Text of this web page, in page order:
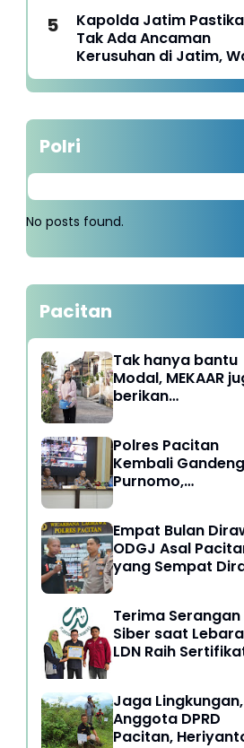
Kapolda Jatim
Tak Ada Ancaman
Kerusuhan di Jatim,
Diminta Tak Percaya
Polri
No posts found.
Pacitan
Tak hanya bantu
Modal, MEKAAR
berikan
Dapur Tetap
Polres Pacitan
Kembali Gandeng
Purnomo,
Rehabilitasi
Empat Bulan
ODGJ Asal
yang Sempat
Terima Serangan
Siber saat
LDN Raih
Karesidenan
Raya
Jaga Lingkungan,
Anggota DPRD
Pacitan,